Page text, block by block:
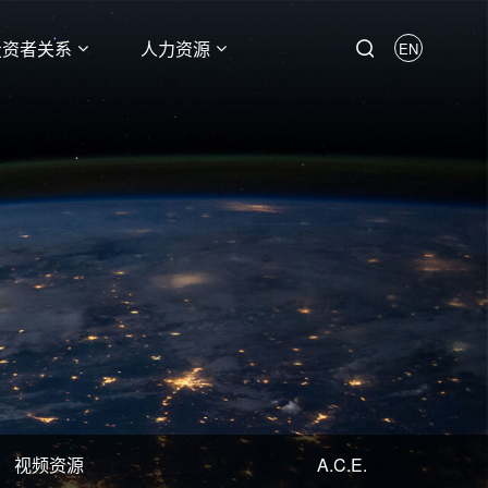
者关系 人力资源 EN
视频资源 A.C.E.